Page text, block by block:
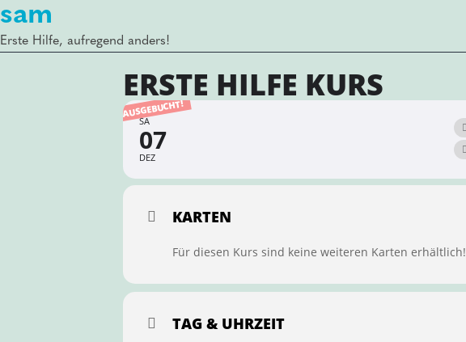
sam
Erste Hilfe, aufregend anders!
ERSTE HILFE KURS
AUSGEBUCHT!
SA
07
DEZ
KARTEN
Für diesen Kurs sind keine weiteren Karten erhältlich!
TAG & UHRZEIT